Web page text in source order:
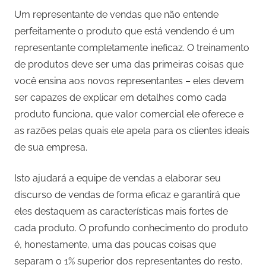
Um representante de vendas que não entende
perfeitamente o produto que está vendendo é um
representante completamente ineficaz. O treinamento
de produtos deve ser uma das primeiras coisas que
você ensina aos novos representantes – eles devem
ser capazes de explicar em detalhes como cada
produto funciona, que valor comercial ele oferece e
as razões pelas quais ele apela para os clientes ideais
de sua empresa.
Isto ajudará a equipe de vendas a elaborar seu
discurso de vendas de forma eficaz e garantirá que
eles destaquem as características mais fortes de
cada produto. O profundo conhecimento do produto
é, honestamente, uma das poucas coisas que
separam o 1% superior dos representantes do resto.